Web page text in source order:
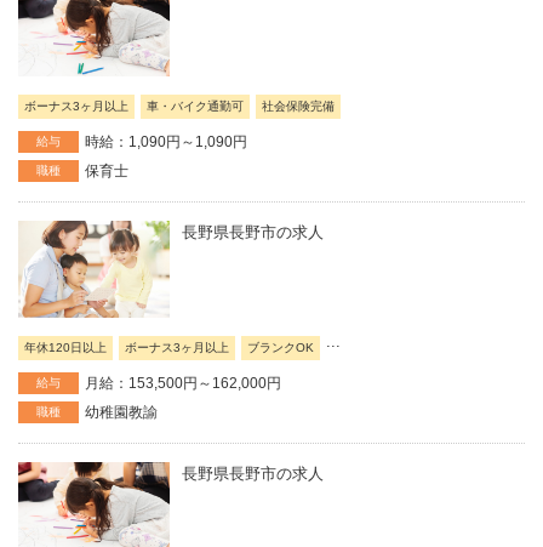
ボーナス3ヶ月以上 車・バイク通勤可 社会保険完備
給与 時給：1,090円～1,090円
職種 保育士
長野県長野市の求人
年休120日以上 ボーナス3ヶ月以上 ブランクOK ...
給与 月給：153,500円～162,000円
職種 幼稚園教諭
長野県長野市の求人